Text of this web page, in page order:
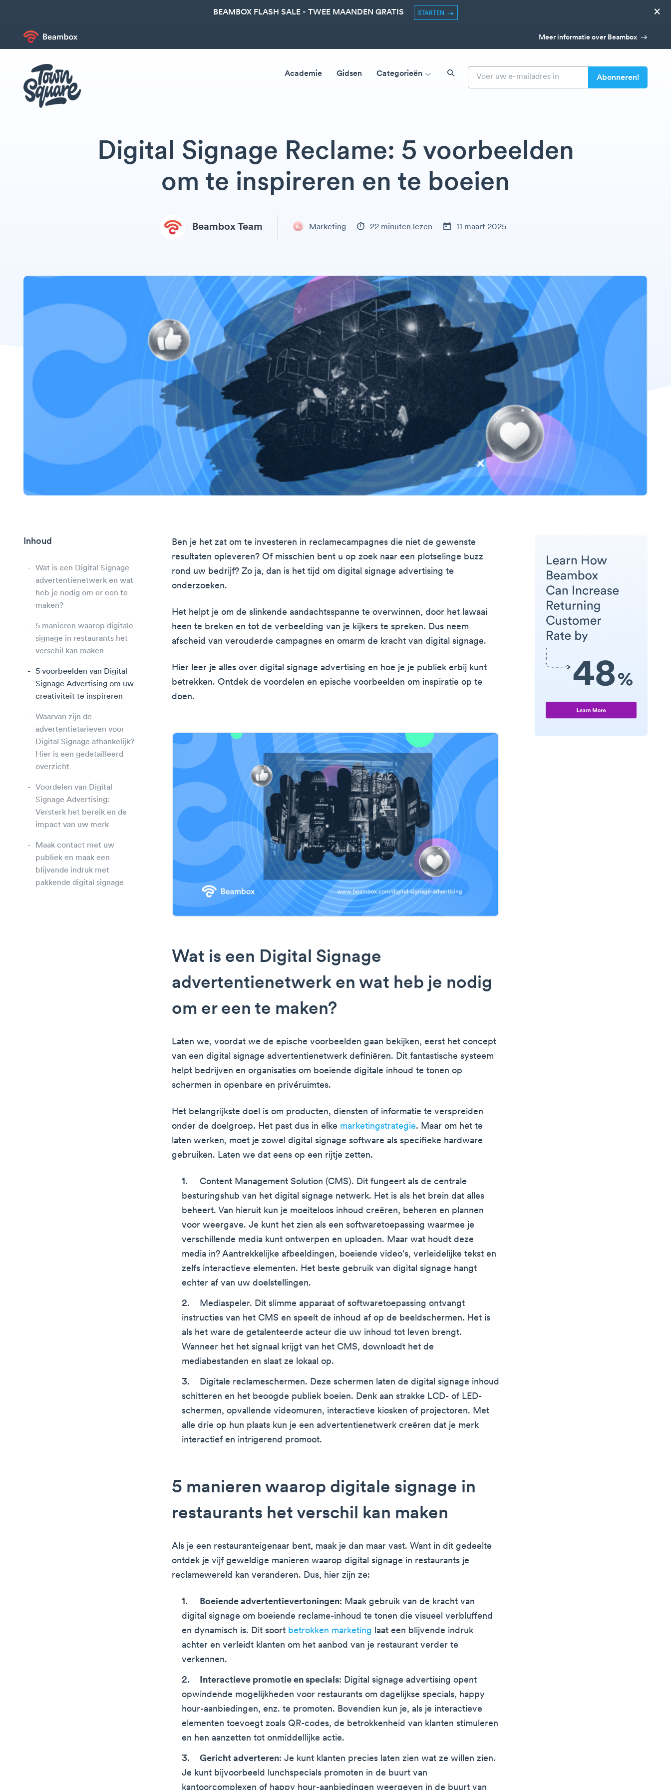
BEAMBOX FLASH SALE - TWEE MAANDEN GRATIS STARTEN ×
Meer informatie over Beambox
Academie Gidsen Categorieën
Digital Signage Reclame: 5 voorbeelden
om te inspireren en te boeien
Beambox Team Marketing 22 minuten lezen 11 maart 2025
Inhoud
Wat is een Digital Signage
advertentienetwerk en wat
heb je nodig om er een te
maken?
5 manieren waarop digitale
signage in restaurants het
verschil kan maken
5 voorbeelden van Digital
Signage Advertising om uw
creativiteit te inspireren
Waarvan zijn de
advertentietarieven voor
Digital Signage afhankelijk?
Hier is een gedetailleerd
overzicht
Voordelen van Digital
Signage Advertising:
Versterk het bereik en de
impact van uw merk
Maak contact met uw
publiek en maak een
blijvende indruk met
pakkende digital signage
Ben je het zat om te investeren in reclamecampagnes die niet de gewenste
resultaten opleveren? Of misschien bent u op zoek naar een plotselinge buzz
rond uw bedrijf? Zo ja, dan is het tijd om digital signage advertising te
onderzoeken.
Het helpt je om de slinkende aandachtsspanne te overwinnen, door het lawaai
heen te breken en tot de verbeelding van je kijkers te spreken. Dus neem
afscheid van verouderde campagnes en omarm de kracht van digital signage.
Hier leer je alles over digital signage advertising en hoe je je publiek erbij kunt
betrekken. Ontdek de voordelen en epische voorbeelden om inspiratie op te
doen.
Wat is een Digital Signage
advertentienetwerk en wat heb je nodig
om er een te maken?
Laten we, voordat we de epische voorbeelden gaan bekijken, eerst het concept
van een digital signage advertentienetwerk definiëren. Dit fantastische systeem
helpt bedrijven en organisaties om boeiende digitale inhoud te tonen op
schermen in openbare en privéruimtes.
Het belangrijkste doel is om producten, diensten of informatie te verspreiden
onder de doelgroep. Het past dus in elke marketingstrategie. Maar om het te
laten werken, moet je zowel digital signage software als specifieke hardware
gebruiken. Laten we dat eens op een rijtje zetten.
Content Management Solution (CMS). Dit fungeert als de centrale
besturingshub van het digital signage netwerk. Het is als het brein dat alles
beheert. Van hieruit kun je moeiteloos inhoud creëren, beheren en plannen
voor weergave. Je kunt het zien als een softwaretoepassing waarmee je
verschillende media kunt ontwerpen en uploaden. Maar wat houdt deze
media in? Aantrekkelijke afbeeldingen, boeiende video's, verleidelijke tekst en
zelfs interactieve elementen. Het beste gebruik van digital signage hangt
echter af van uw doelstellingen.
Mediaspeler. Dit slimme apparaat of softwaretoepassing ontvangt
instructies van het CMS en speelt de inhoud af op de beeldschermen. Het is
als het ware de getalenteerde acteur die uw inhoud tot leven brengt.
Wanneer het het signaal krijgt van het CMS, downloadt het de
mediabestanden en slaat ze lokaal op.
Digitale reclameschermen. Deze schermen laten de digital signage inhoud
schitteren en het beoogde publiek boeien. Denk aan strakke LCD- of LED-
schermen, opvallende videomuren, interactieve kiosken of projectoren. Met
alle drie op hun plaats kun je een advertentienetwerk creëren dat je merk
interactief en intrigerend promoot.
5 manieren waarop digitale signage in
restaurants het verschil kan maken
Als je een restauranteigenaar bent, maak je dan maar vast. Want in dit gedeelte
ontdek je vijf geweldige manieren waarop digital signage in restaurants je
reclamewereld kan veranderen. Dus, hier zijn ze:
Boeiende advertentievertoningen: Maak gebruik van de kracht van
digital signage om boeiende reclame-inhoud te tonen die visueel verbluffend
en dynamisch is. Dit soort betrokken marketing laat een blijvende indruk
achter en verleidt klanten om het aanbod van je restaurant verder te
verkennen.
Interactieve promotie en specials: Digital signage advertising opent
opwindende mogelijkheden voor restaurants om dagelijkse specials, happy
hour-aanbiedingen, enz. te promoten. Bovendien kun je, als je interactieve
elementen toevoegt zoals QR-codes, de betrokkenheid van klanten stimuleren
en hen aanzetten tot onmiddellijke actie.
Gericht adverteren: Je kunt klanten precies laten zien wat ze willen zien.
Je kunt bijvoorbeeld lunchspecials promoten in de buurt van
kantoorcomplexen of happy hour-aanbiedingen weergeven in de buurt van